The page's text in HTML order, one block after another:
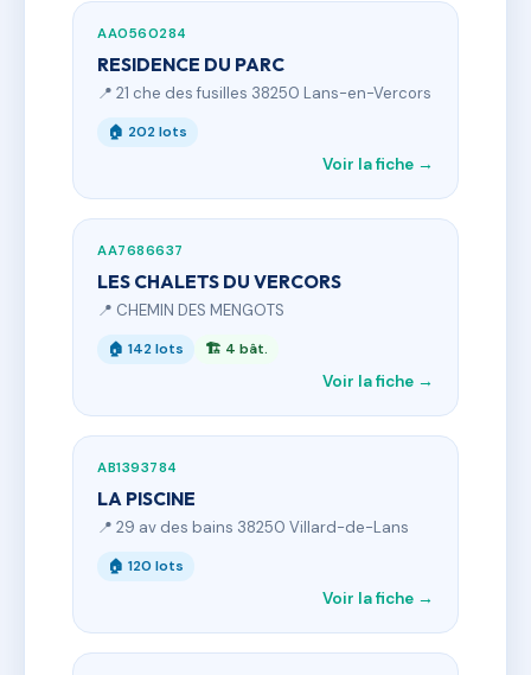
AA0560284
RESIDENCE DU PARC
📍 21 che des fusilles 38250 Lans-en-Vercors
🏠 202 lots
Voir la fiche →
AA7686637
LES CHALETS DU VERCORS
📍 CHEMIN DES MENGOTS
🏠 142 lots 🏗 4 bât.
Voir la fiche →
AB1393784
LA PISCINE
📍 29 av des bains 38250 Villard-de-Lans
🏠 120 lots
Voir la fiche →